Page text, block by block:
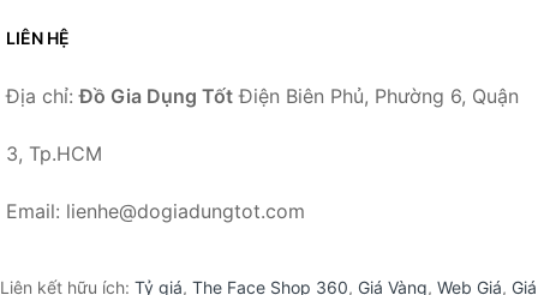
LIÊN HỆ
Địa chỉ:Đồ Gia Dụng Tốt Điện Biên Phủ, Phường 6, Quận
3, Tp.HCM
Email: lienhe@dogiadungtot.com
Liên kết hữu ích: Tỷ giá, The Face Shop 360, Giá Vàng, Web Giá, Giá